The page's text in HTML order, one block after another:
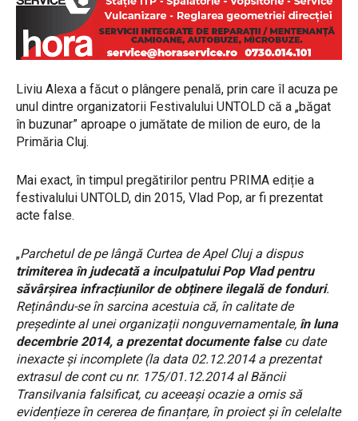
Liviu Alexa a făcut o plângere penală, prin care îl acuza pe
unul dintre organizatorii Festivalului UNTOLD că a „băgat
în buzunar” aproape o jumătate de milion de euro, de la
Primăria Cluj.
Mai exact, în timpul pregătirilor pentru PRIMA ediție a
festivalului UNTOLD, din 2015, Vlad Pop, ar fi prezentat
acte false.
„Parchetul de pe lângă Curtea de Apel Cluj a dispus
trimiterea în judecată a inculpatului Pop Vlad pentru
săvârșirea infracțiunilor de obținere ilegală de fonduri.
Reținându-se în sarcina acestuia că, în calitate de
președinte al unei organizații nonguvernamentale, în luna
decembrie 2014, a prezentat documente falsecu date
inexacte și incomplete (la data 02.12.2014 a prezentat
extrasul de cont cu nr. 175/01.12.2014 al Băncii
Transilvania falsificat, cu aceeași ocazie a omis să
evidențieze în cererea de finanțare, în proiect și în celelalte